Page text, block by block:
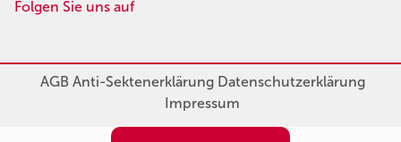
Folgen Sie uns auf
AGBAnti-SektenerklärungDatenschutzerklärung
Impressum